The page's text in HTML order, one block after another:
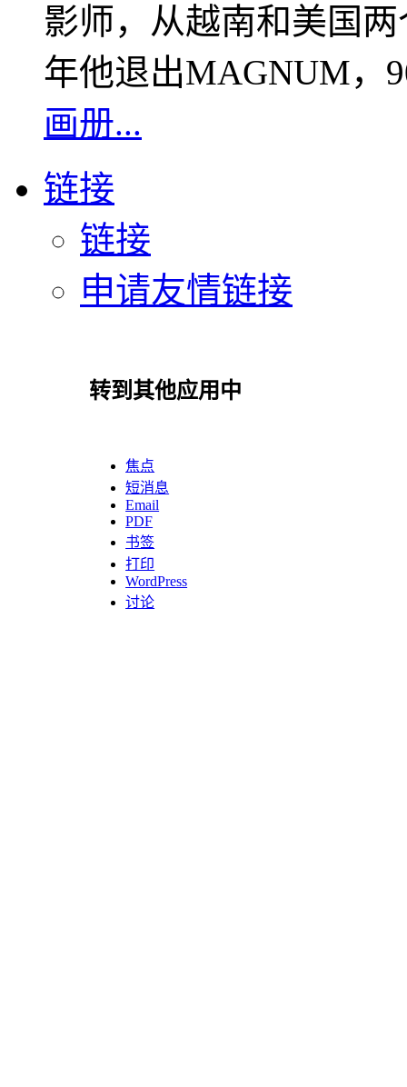
影师，从越南和美国
年他退出MAGNUM，
画册...
链接
链接
申请友情链接
转到其他应用中
焦点
短消息
Email
PDF
书签
打印
WordPress
讨论